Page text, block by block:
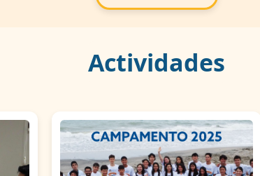
Actividades